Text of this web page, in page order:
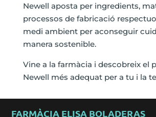
Newell aposta per ingredients,
processos de fabricació
medi ambient per aconseguir
manera sostenible.
Vine a la farmàcia i descobreix el
Newell més adequat per a tu i la
FARMÀCIA ELISA BOLADERAS